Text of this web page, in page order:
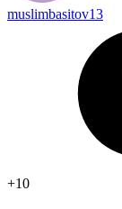
muslimbasitov13
+10